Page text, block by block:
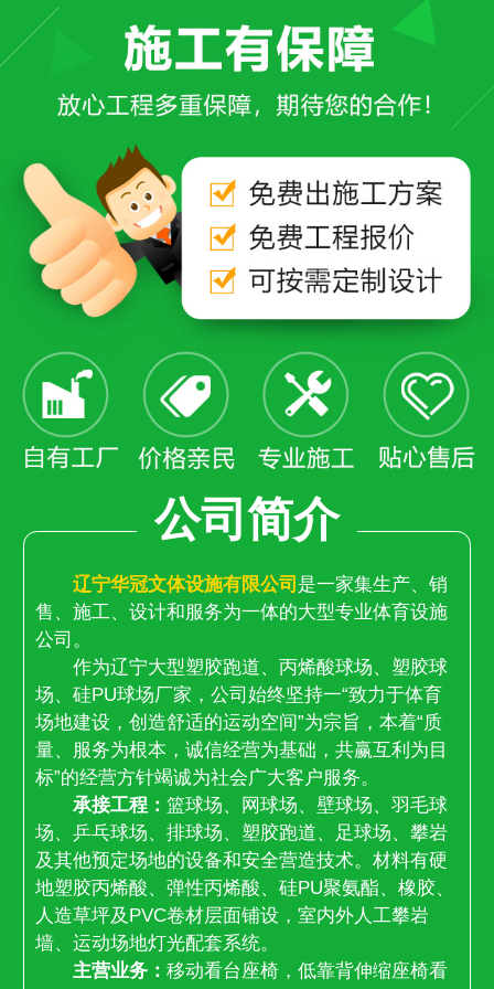
公司简介
辽宁华冠文体设施有限公司 是一家集生产、销
售、施工、设计和服务为一体的大型专业体育设施
公司。
作为辽宁大型塑胶跑道、丙烯酸球场、塑胶球
场、硅PU球场厂家，公司始终坚持一“致力于体育
场地建设，创造舒适的运动空间”为宗旨，本着“质
量、服务为根本，诚信经营为基础，共赢互利为目
标”的经营方针竭诚为社会广大客户服务。
承接工程：篮球场、网球场、壁球场、羽毛球
场、乒乓球场、排球场、塑胶跑道、足球场、攀岩
及其他预定场地的设备和安全营造技术。材料有硬
地塑胶丙烯酸、弹性丙烯酸、硅PU聚氨酯、橡胶、
人造草坪及PVC卷材层面铺设，室内外人工攀岩
墙、运动场地灯光配套系统。
主营业务：移动看台座椅，低靠背伸缩座椅看